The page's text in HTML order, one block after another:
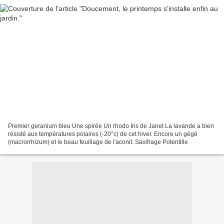
Premier geranium bleu Une spirée Un rhodo Iris de Janet La lavande a bien
résisté aux températures polaires (-20°c) de cet hiver. Encore un gégé
(macrorrhizum) et le beau feuillage de l'aconit. Saxifrage Potentille